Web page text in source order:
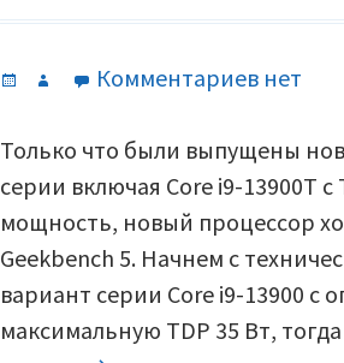
Опубликовано
Автор Комментариевк
Intel
i9-
13900T
35
Вт
нет
Только что были выпущены
серии включая Core i9-13900T
мощность, новый процессор
Geekbench 5. Начнем с
вариант серии Core i9-13900 с
максимальную TDP 35 Вт,